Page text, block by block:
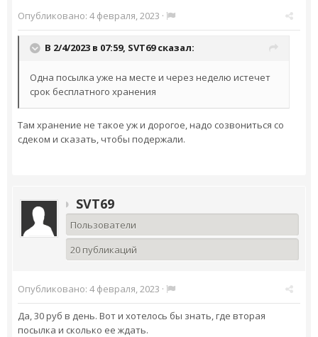
Опубликовано: 4 февраля, 2023 ·
В 2/4/2023 в 07:59, SVT69сказал:
Одна посылка уже на месте и через неделю истечет
срок бесплатного хранения
Там хранение не такое уж и дорогое, надо созвониться со
сдеком и сказать, чтобы подержали.
SVT69
Пользователи
20 публикаций
Опубликовано: 4 февраля, 2023 ·
Да, 30 руб в день. Вот и хотелось бы знать, где вторая
посылка и сколько ее ждать.